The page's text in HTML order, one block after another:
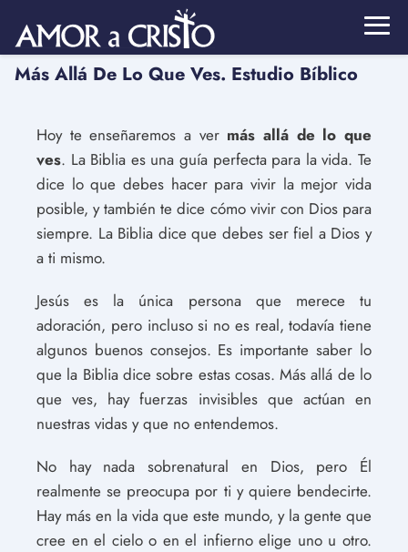
Más Allá De Lo Que Ves. Estudio Bíblico
Hoy te enseñaremos a ver más allá de lo que
ves. La Biblia es una guía perfecta para la vida. Te
dice lo que debes hacer para vivir la mejor vida
posible, y también te dice cómo vivir con Dios para
siempre. La Biblia dice que debes ser fiel a Dios y
a ti mismo.
Jesús es la única persona que merece tu
adoración, pero incluso si no es real, todavía tiene
algunos buenos consejos. Es importante saber lo
que la Biblia dice sobre estas cosas. Más allá de lo
que ves, hay fuerzas invisibles que actúan en
nuestras vidas y que no entendemos.
No hay nada sobrenatural en Dios, pero Él
realmente se preocupa por ti y quiere bendecirte.
Hay más en la vida que este mundo, y la gente que
cree en el cielo o en el infierno elige uno u otro.